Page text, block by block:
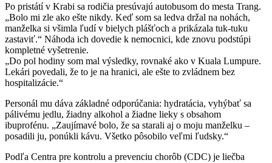
Po pristátí v Krabi sa rodičia presúvajú autobusom do mesta Trang.
„Bolo mi zle ako ešte nikdy. Keď som sa ledva držal na nohách,
manželka si všimla ľudí v bielych plášťoch a prikázala tuk-tuku
zastaviť.“ Náhoda ich dovedie k nemocnici, kde znovu podstúpi
kompletné vyšetrenie.
„Do pol hodiny som mal výsledky, rovnaké ako v Kuala Lumpure.
Lekári povedali, že to je na hranici, ale ešte to zvládnem bez
hospitalizácie.“
Personál mu dáva základné odporúčania: hydratácia, vyhýbať sa
pálivému jedlu, žiadny alkohol a žiadne lieky s obsahom
ibuprofénu. „Zaujímavé bolo, že sa starali aj o moju manželku –
posadili ju, ponúkli kávu. Všetko pôsobilo veľmi ľudsky.“
Podľa Centra pre kontrolu a prevenciu chorôb (CDC) je liečba